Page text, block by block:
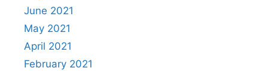
June 2021
May 2021
April 2021
February 2021